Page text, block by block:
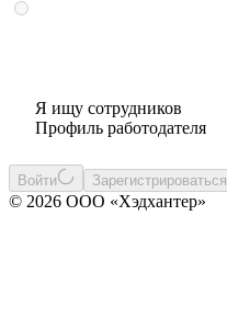
Я ищу сотрудников
Профиль работодателя
Войти Зарегистрироваться
© 2026 ООО «Хэдхантер»